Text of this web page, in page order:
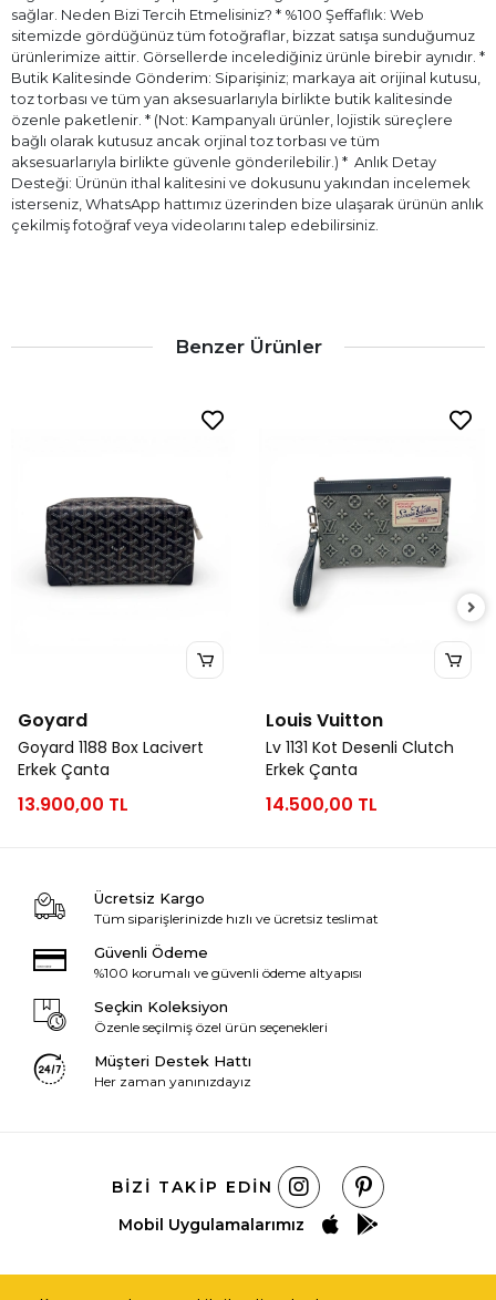
sağlar. Neden Bizi Tercih Etmelisiniz? * %100 Şeffaflık: Web
sitemizde gördüğünüz tüm fotoğraflar, bizzat satışa sunduğumuz
ürünlerimize aittir. Görsellerde incelediğiniz ürünle birebir aynıdır. *
Butik Kalitesinde Gönderim: Siparişiniz; markaya ait orijinal kutusu,
toz torbası ve tüm yan aksesuarlarıyla birlikte butik kalitesinde
özenle paketlenir. * (Not: Kampanyalı ürünler, lojistik süreçlere
bağlı olarak kutusuz ancak orjinal toz torbası ve tüm
aksesuarlarıyla birlikte güvenle gönderilebilir.) * ⁠ Anlık Detay
Desteği: Ürünün ithal kalitesini ve dokusunu yakından incelemek
isterseniz, WhatsApp hattımız üzerinden bize ulaşarak ürünün anlık
çekilmiş fotoğraf veya videolarını talep edebilirsiniz.
Benzer Ürünler
Goyard
Goyard 1188 Box Lacivert
Erkek Çanta
13.900,00 TL
Louis Vuitton
Lv 1131 Kot Desenli Clutch
Erkek Çanta
14.500,00 TL
Ücretsiz Kargo
Tüm siparişlerinizde hızlı ve ücretsiz teslimat
Güvenli Ödeme
%100 korumalı ve güvenli ödeme altyapısı
Seçkin Koleksiyon
Özenle seçilmiş özel ürün seçenekleri
Müşteri Destek Hattı
Her zaman yanınızdayız
BIZI TAKIP EDIN
Mobil Uygulamalarımız